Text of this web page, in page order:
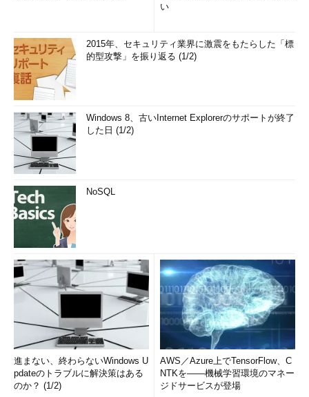
い
2015年、セキュリティ業界に激震をもたらした「標
的型攻撃」を振り返る (1/2)
Windows 8、古いInternet Explorerのサポートが終了
した日 (1/2)
NoSQL
進まない、終わらないWindows U
pdateのトラブルに解決策はある
のか？ (1/2)
AWS／Azure上でTensorFlow、C
NTKを――機械学習環境のマネー
ジドサービスが登場